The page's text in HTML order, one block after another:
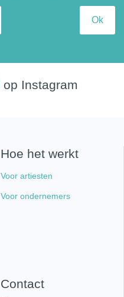
op Instagram
Hoe het werkt
Voor artiesten
Voor ondernemers
Contact